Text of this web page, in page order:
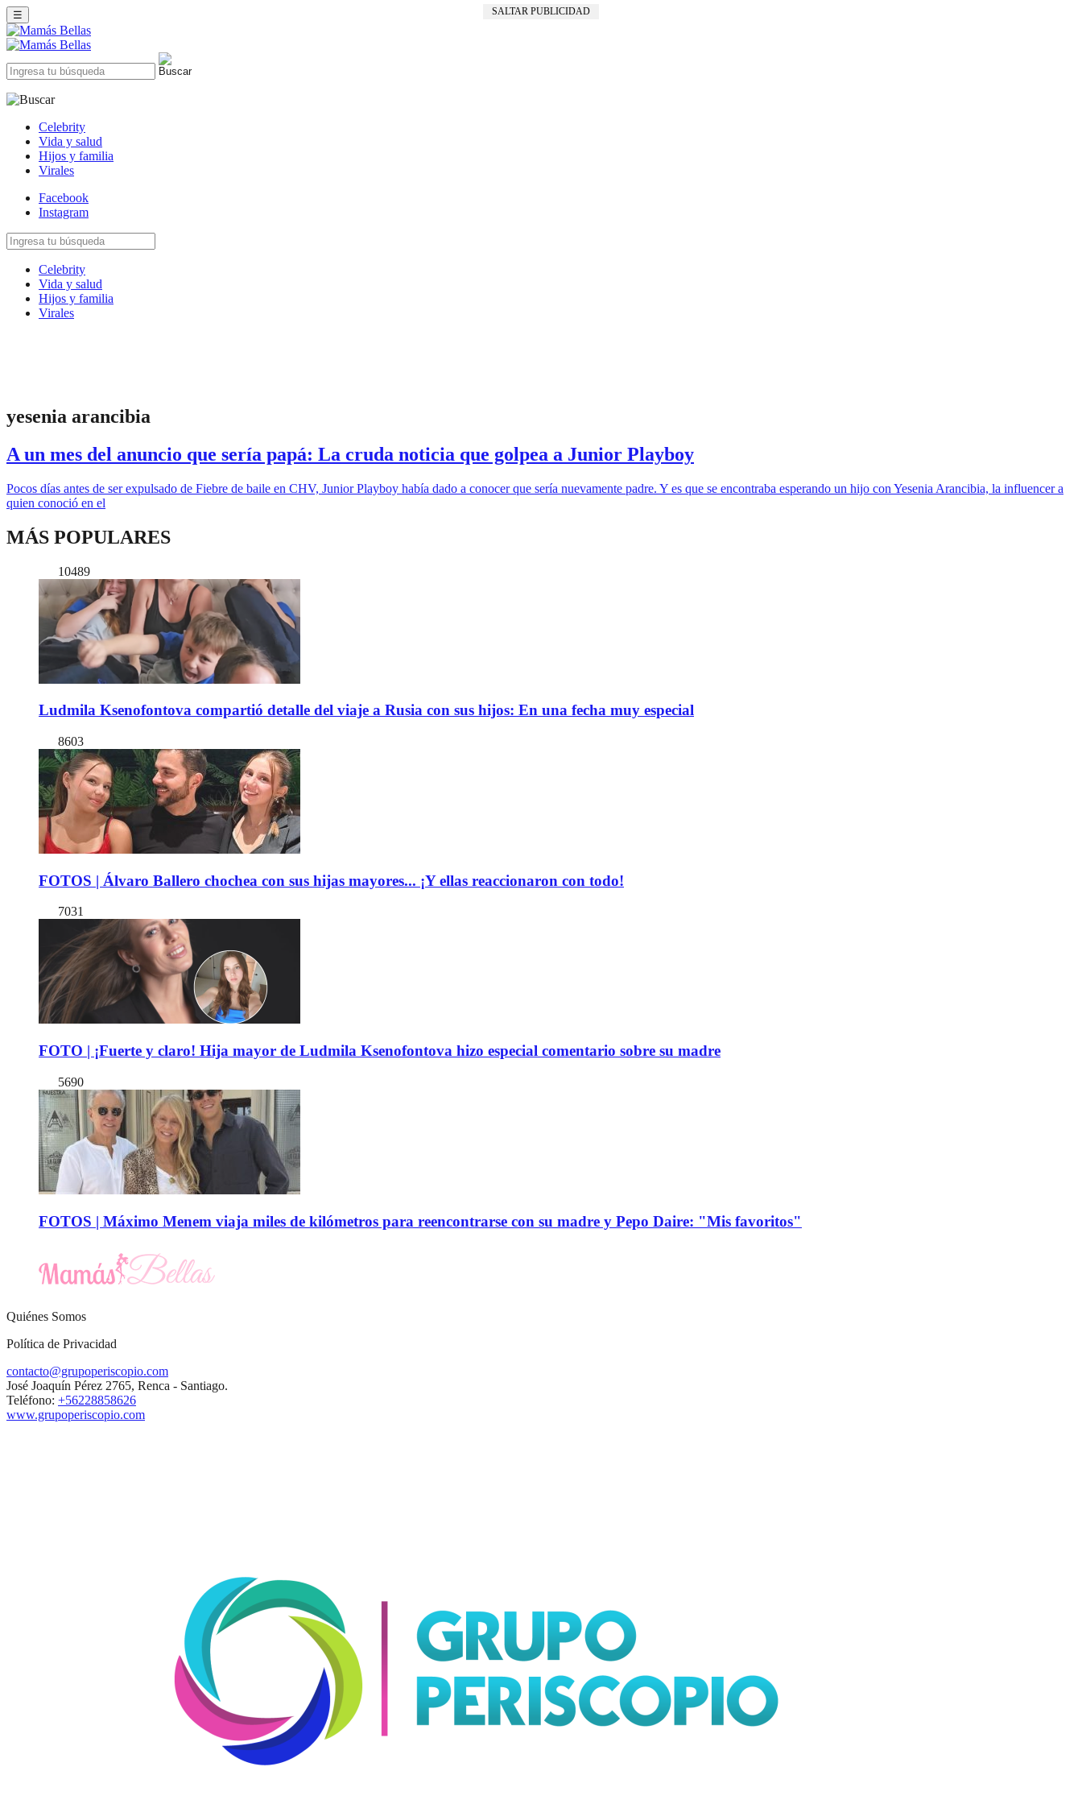
SALTAR PUBLICIDAD
☰
Celebrity
Vida y salud
Hijos y familia
Virales
Facebook
Instagram
Celebrity
Vida y salud
Hijos y familia
Virales
yesenia arancibia
A un mes del anuncio que sería papá: La cruda noticia que golpea a Junior Playboy
Pocos días antes de ser expulsado de Fiebre de baile en CHV, Junior Playboy había dado a conocer que sería nuevamente padre. Y es que se encontraba esperando un hijo con Yesenia Arancibia, la influencer a
quien conoció en el
MÁS POPULARES
10489
Ludmila Ksenofontova compartió detalle del viaje a Rusia con sus hijos: En una fecha muy especial
8603
FOTOS | Álvaro Ballero chochea con sus hijas mayores... ¡Y ellas reaccionaron con todo!
7031
FOTO | ¡Fuerte y claro! Hija mayor de Ludmila Ksenofontova hizo especial comentario sobre su madre
5690
FOTOS | Máximo Menem viaja miles de kilómetros para reencontrarse con su madre y Pepo Daire: "Mis favoritos"
Quiénes Somos
Política de Privacidad
contacto@grupoperiscopio.com
José Joaquín Pérez 2765, Renca - Santiago.
Teléfono: +56228858626
www.grupoperiscopio.com